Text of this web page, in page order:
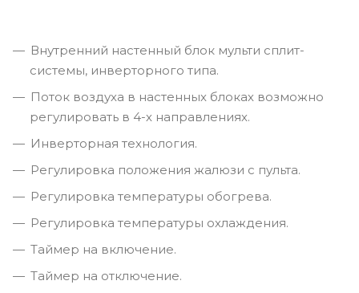
Внутренний настенный блок мульти сплит-
системы, инверторного типа.
Поток воздуха в настенных блоках возможно
регулировать в 4-х направлениях.
Инверторная технология.
Регулировка положения жалюзи с пульта.
Регулировка температуры обогрева.
Регулировка температуры охлаждения.
Таймер на включение.
Таймер на отключение.